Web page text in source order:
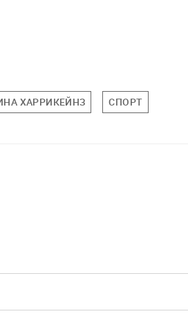
ХАРРИКЕЙНЗ СПОРТ